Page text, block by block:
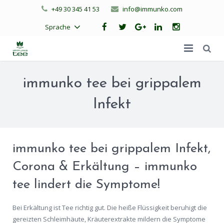
+49 30 345 41 53
info@immunko.com
Sprache
Immunko +plusflex
Blog
Kontakt
immunko tee bei grippalem
Infekt
immunko tee bei grippalem Infekt,
Corona & Erkältung – immunko
tee lindert die Symptome!
Bei Erkältung ist Tee richtig gut. Die heiße Flüssigkeit beruhigt die
gereizten Schleimhäute, Kräuterextrakte mildern die Symptome